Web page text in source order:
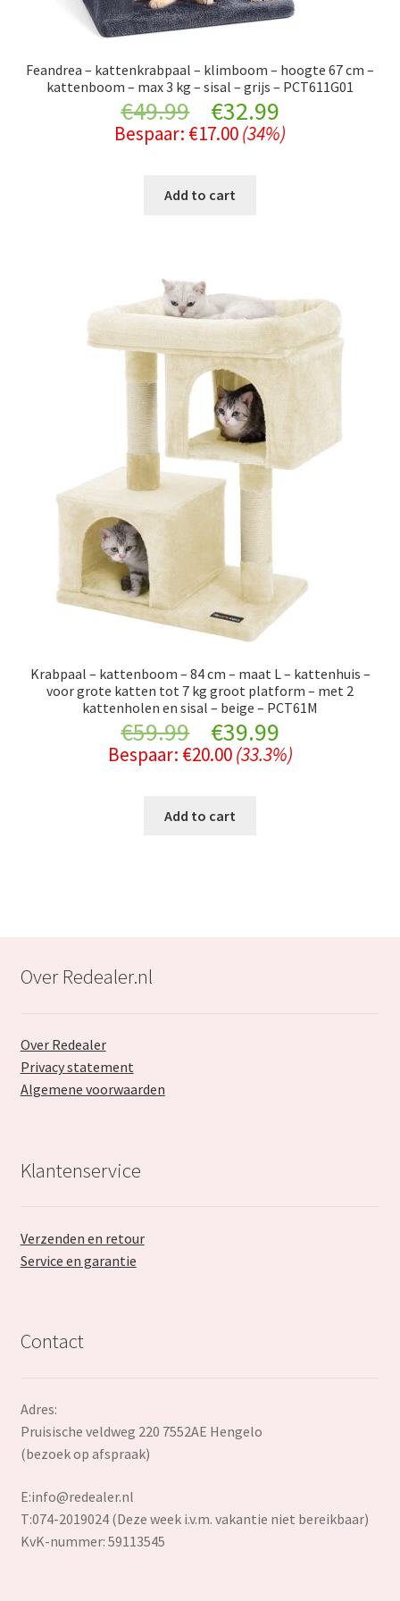
Feandrea – kattenkrabpaal – klimboom – hoogte 67 cm –
kattenboom – max 3 kg – sisal – grijs – PCT611G01
€49.99
Original
price
was:
€32.99Current
price
Bespaar: €17.00(34%)
Add to cart
Krabpaal – kattenboom – 84 cm – maat L – kattenhuis –
voor grote katten tot 7 kg groot platform – met 2
kattenholen en sisal – beige – PCT61M
€59.99
Original
price
was:
€39.99Current
price
Bespaar: €20.00 (33.3%)
Add to cart
Over Redealer.nl
Over Redealer
Privacy statement
Algemene voorwaarden
Klantenservice
Verzenden en retour
Service en garantie
Contact
Adres:
Pruisische veldweg 220 7552AE Hengelo
(bezoek op afspraak)
E:info@redealer.nl
T:074-2019024 (Deze week i.v.m. vakantie niet bereikbaar)
KvK-nummer: 59113545